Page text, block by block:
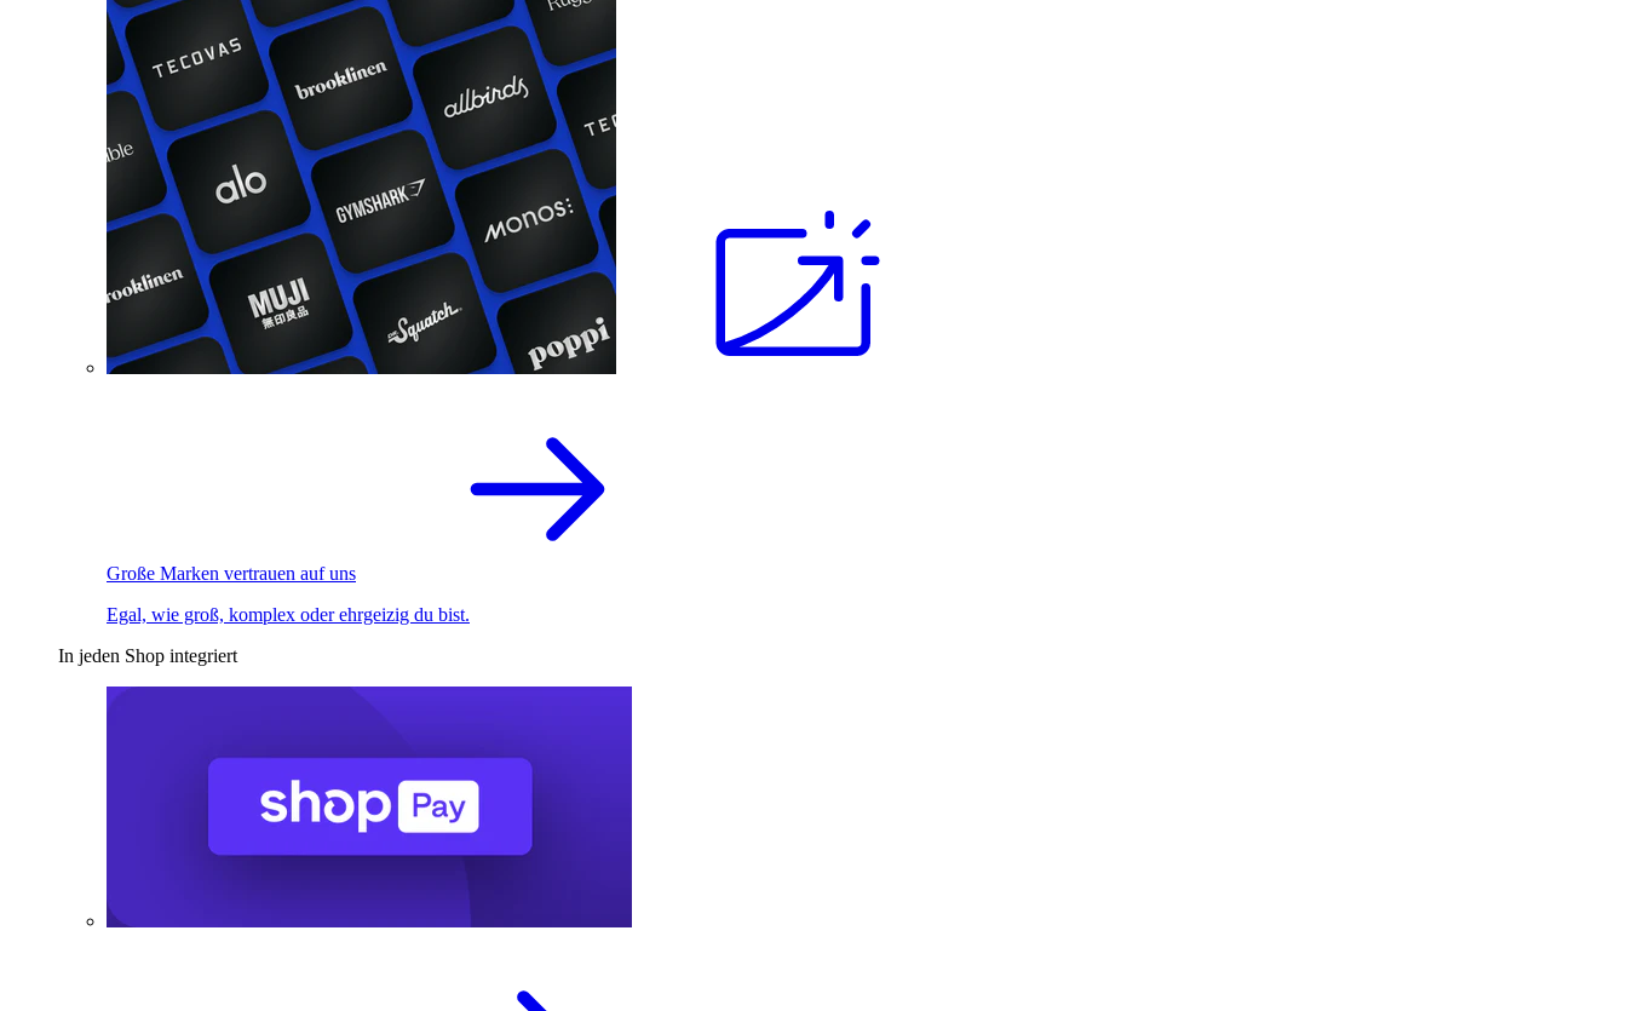
Große Marken vertrauen auf uns
Egal, wie groß, komplex oder ehrgeizig du bist.
In jeden Shop integriert